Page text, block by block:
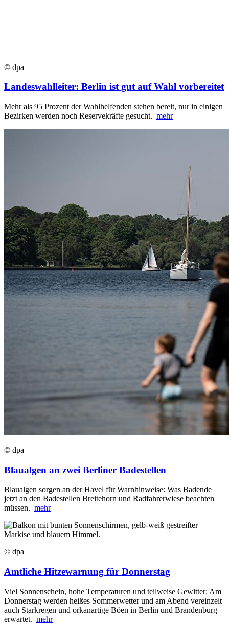
© dpa
Landeswahlleiter: Berlin ist gut auf Wahl vorbereitet
Mehr als 95 Prozent der Wahlhelfenden stehen bereit, nur in einigen
Bezirken werden noch Reservekräfte gesucht. mehr
© dpa
Blaualgen an zwei Berliner Badestellen
Blaualgen sorgen an der Havel für Warnhinweise: Was Badende
jetzt an den Badestellen Breitehorn und Radfahrerwiese beachten
müssen. mehr
© dpa
Amtliche Hitzewarnung für Donnerstag
Viel Sonnenschein, hohe Temperaturen und teilweise Gewitter: Am
Donnerstag werden heißes Sommerwetter und am Abend vereinzelt
auch Starkregen und orkanartige Böen in Berlin und Brandenburg
erwartet. mehr